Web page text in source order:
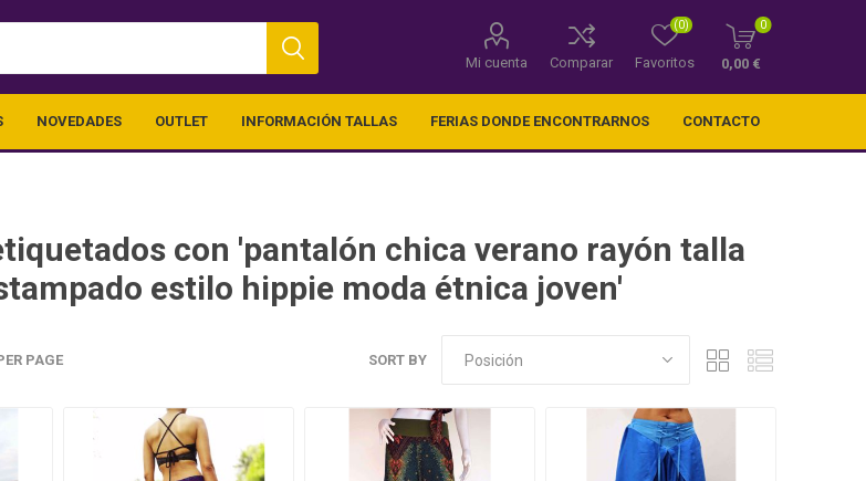
Mi cuenta Comparar Favoritos
(0) 0
0,00 €
Telas decorativas varios
NOVEDADES OUTLET INFORMACIÓN TALLAS FERIAS DONDE ENCONTRARNOS CONTACTO
con 'pantalón chica verano rayón talla
estilo hippie moda étnica joven'
SORT BY
PAGE